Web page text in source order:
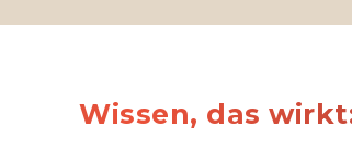
Wissen, das